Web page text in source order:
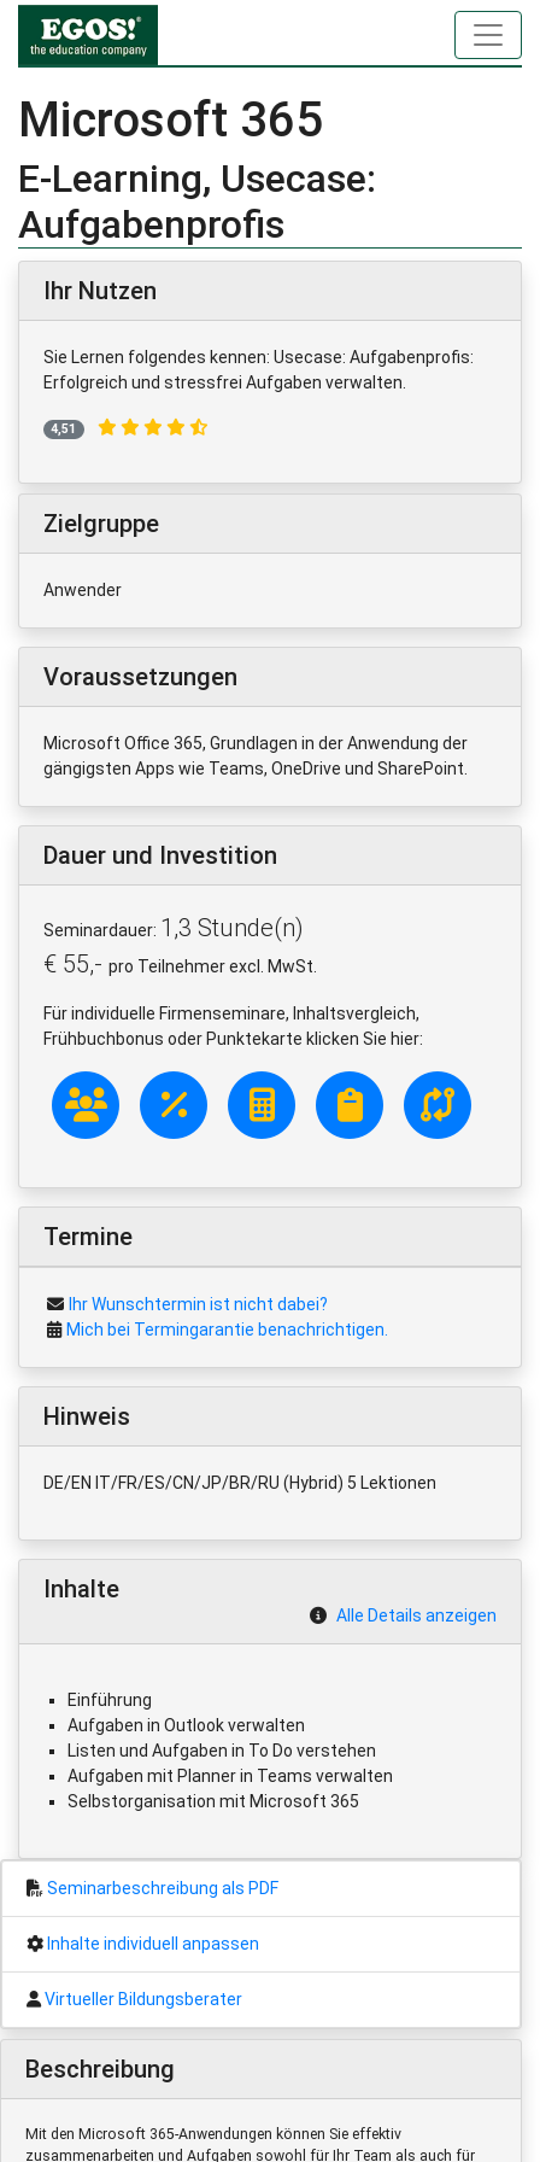
Microsoft 365
E-Learning, Usecase:
Aufgabenprofis
Ihr Nutzen
Sie Lernen folgendes kennen: Usecase: Aufgabenprofis:
Erfolgreich und stressfrei Aufgaben verwalten.
4,51
Zielgruppe
Anwender
Voraussetzungen
Microsoft Office 365, Grundlagen in der Anwendung der
gängigsten Apps wie Teams, OneDrive und SharePoint.
Dauer und Investition
Seminardauer: 1,3 Stunde(n)
€ 55,- pro Teilnehmer excl. MwSt.
Für individuelle Firmenseminare, Inhaltsvergleich,
Frühbuchbonus oder Punktekarte klicken Sie hier:
Termine
Ihr Wunschtermin ist nicht dabei?
Mich bei Termingarantie benachrichtigen.
Hinweis
DE/EN IT/FR/ES/CN/JP/BR/RU (Hybrid) 5 Lektionen
Inhalte
Alle Details anzeigen
Einführung
Aufgaben in Outlook verwalten
Listen und Aufgaben in To Do verstehen
Aufgaben mit Planner in Teams verwalten
Selbstorganisation mit Microsoft 365
Seminarbeschreibung als PDF
Inhalte individuell anpassen
Virtueller Bildungsberater
Beschreibung
Mit den Microsoft 365-Anwendungen können Sie effektiv
zusammenarbeiten und Aufgaben sowohl für Ihr Team als auch für